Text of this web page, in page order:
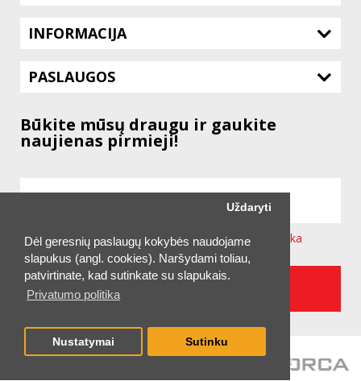
Dėl geresnių paslaugų kokybės naudojame
slapukus (angl. cookies). Naršydami toliau,
patvirtinate, kad sutinkate su slapukais.
Privatumo politika
Uždaryti
Nustatymai Sutinku
INFORMACIJA
PASLAUGOS
Būkite mūsų draugu ir gaukite
naujienas pirmieji!
Sutinku su svetainėje taikomaPrivatumo Politika
UŽSAKYTI NAUJIENLAIŠKĮ
2026 © UAB "TECHNITIS LT"